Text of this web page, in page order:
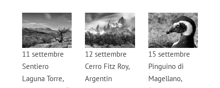
11 settembre
Sentiero
Laguna Torre,
12 settembre
Cerro Fitz Roy,
Argentin
15 settembre
Pinguino di
Magellano,